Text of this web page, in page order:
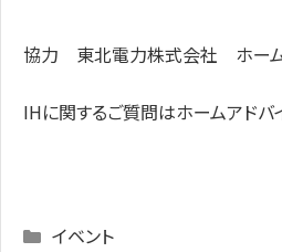
協力 東北電力株式会社 ホーム
IHに関するご質問はホームアドバ
Categories
イベント